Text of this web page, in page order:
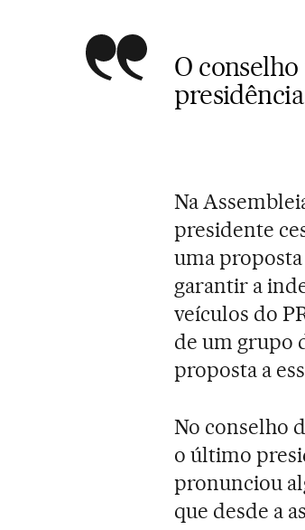
O
Na
presidente
uma
garantir a
veículos do
de um grupo
proposta a
No conselho
o último
pronunciou
que desde a